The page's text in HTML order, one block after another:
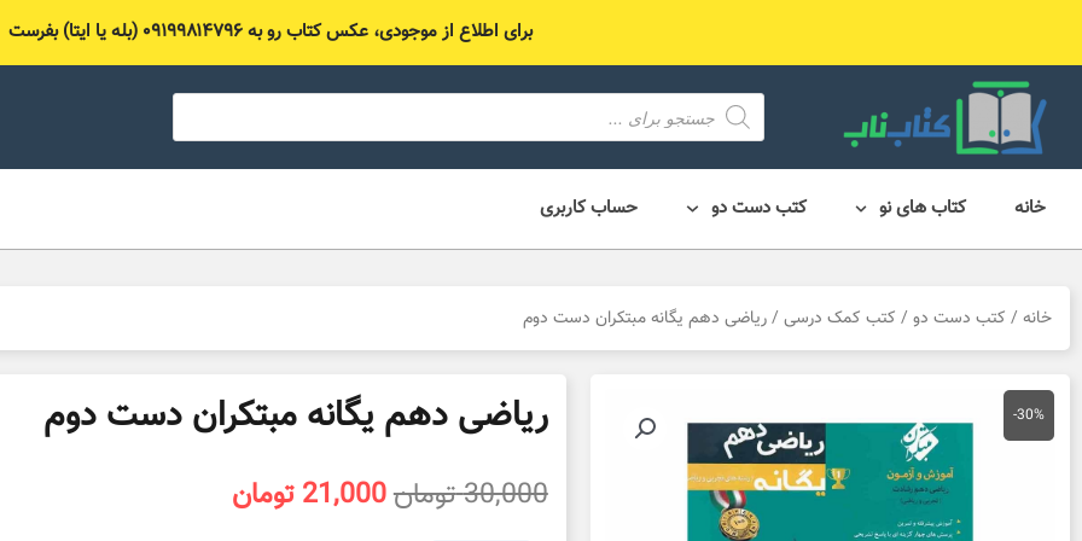
محتوا
برای اطلاع از موجودی، عکس کتاب رو به ۰۹۱۹۹۸۱۴۷۹۶ (بله یا ایتا) بفرست
محصول
search
خانه کتاب های نو کتب دست دو حساب کاربری
خانه / کتب دست دو / کتب کمک درسی / ریاضی دهم یگانه مبتکران دست دوم
-30% ریاضی دهم یگانه مبتکران دست دوم
30,000تومانقیمت
21,000 تومان